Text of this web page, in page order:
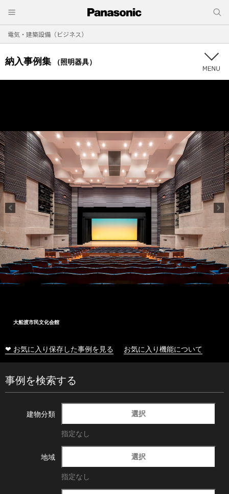
電気・建築設備（ビジネス）
納入事例集 （照明器具）
大船渡市民文化会館
❤ お気に入り保存した事例を見る お気に入り機能について
事例を検索する
建物分類 選択
指定なし
地域 選択
指定なし